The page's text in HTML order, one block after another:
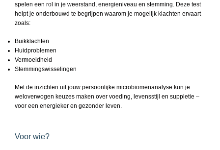
spelen een rol in je weerstand, energieniveau en stemming. Deze test
helpt je onderbouwd te begrijpen waarom je mogelijk klachten ervaart
zoals:
Buikklachten
Huidproblemen
Vermoeidheid
Stemmingswisselingen
Met de inzichten uit jouw persoonlijke microbiomenanalyse kun je
weloverwogen keuzes maken over voeding, levensstijl en suppletie –
voor een energieker en gezonder leven.
Voor wie?